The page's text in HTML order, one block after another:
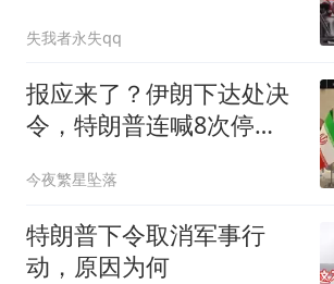
失我者永失qq
报应来了？伊朗下达处决
令，特朗普连喊8次停
今夜繁星坠落
特朗普下令取消军事行
动，原因为何